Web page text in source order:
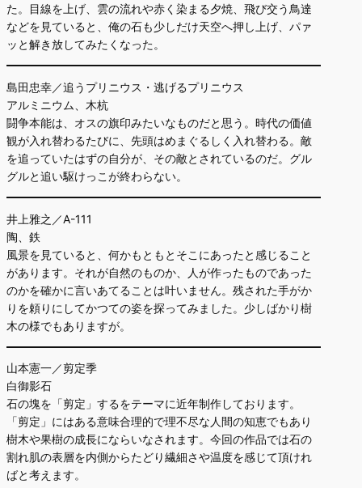
た。目線を上げ、雲の流れや赤く染まる夕焼、飛び交う鳥達
などを見ていると、俺の石も少しだけ天空へ押し上げ、パァ
ッと解き放してみたくなった。
島田忠幸／追うプリニウス・逃げるプリニウス
アルミニウム、木杭
闘争本能は、オスの旗印みたいなものだと思う。時代の価値
観が入れ替わるたびに、先頭はめまぐるしく入れ替わる。敵
を追っていたはずの自分が、その敵とされているのだ。グル
グルと追い駆けっこが終わらない。
井上雅之／A-111
陶、鉄
風景を見ていると、何かもともとそこにあったと感じること
があります。それが自然のものか、人が作ったものであった
のかを確かに言いあてることは叶いません。残された手がか
りを頼りにしてかつての姿を探ってみました。少しばかり樹
木の様でもありますが。
山本憲一／剪定季
白御影石
石の塊を「剪定」するをテーマに近年制作しております。
「剪定」にはある意味合理的で理不尽な人間の知恵でもあり
樹木や果樹の成長にならいなされます。今回の作品では石の
割れ肌の表層を内側からたどり繊細さや温度を感じて頂けれ
ばと考えます。